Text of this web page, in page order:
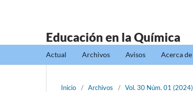
Educación en la Química
Actual Archivos Avisos Acerca de
Inicio / Archivos / Vol. 30 Núm. 01 (2024)